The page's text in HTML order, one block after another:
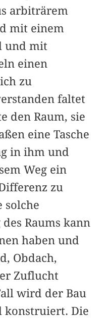
arbiträrem
mit einem
und mit
einen
zu
faltet
den Raum, sie
eine Tasche
in ihm und
Weg ein
zu
solche
Raums kann
haben und
Obdach,
Zuflucht
wird der Bau
konstruiert. Die